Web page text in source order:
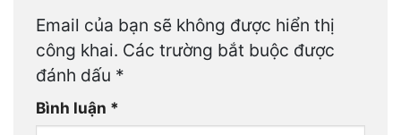
Email của bạn sẽ không được hiển thị
công khai. Các trường bắt buộc được
đánh dấu *
Bình luận *